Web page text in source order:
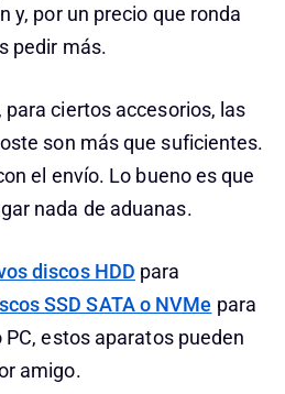
y, por un precio que ronda
pedir más.
para ciertos accesorios, las
son más que suficientes.
el envío. Lo bueno es que
nada de aduanas.
discos HDD para
SSD SATA o NVMe para
estos aparatos pueden
amigo.